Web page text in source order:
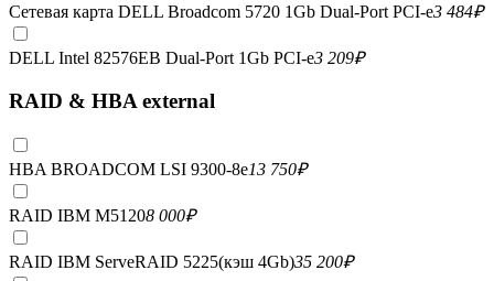
Сетевая карта DELL Broadcom 5720 1Gb Dual-Port PCI-e3 484₽
DELL Intel 82576EB Dual-Port 1Gb PCI-e3 209₽
RAID & HBA external
HBA BROADCOM LSI 9300-8e13 750₽
RAID IBM M51208 000₽
RAID IBM ServeRAID 5225(кэш 4Gb)35 200₽